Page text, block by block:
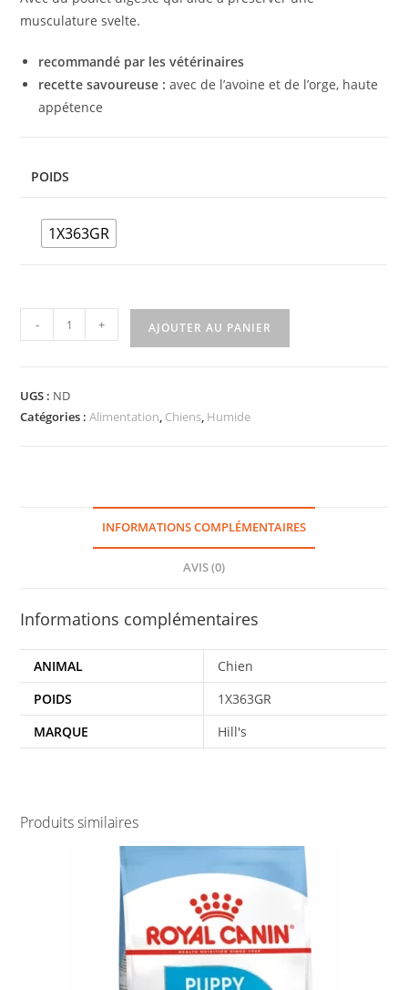
musculature svelte.
recommandé par les vétérinaires
recette savoureuse : avec de l’avoine et de l’orge, haute
appétence
POIDS
1X363GR
- + AJOUTER AU PANIER
UGS : ND
Catégories :Alimentation, Chiens, Humide
INFORMATIONS COMPLÉMENTAIRES
AVIS (0)
Informations complémentaires
ANIMAL
Chien
POIDS
1X363GR
MARQUE
Hill's
Produits similaires